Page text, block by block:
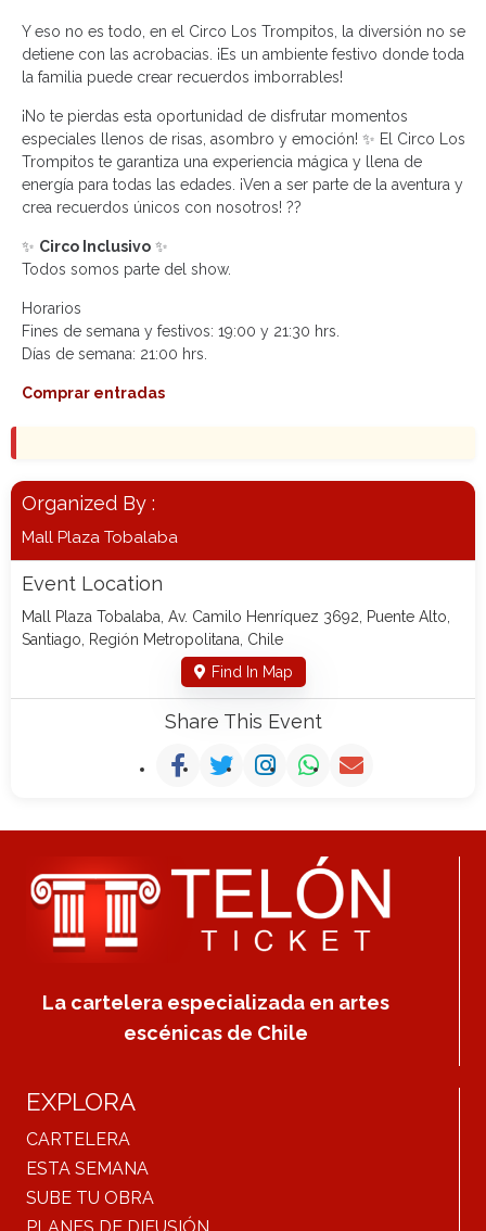
Y eso no es todo, en el Circo Los Trompitos, la diversión no se
detiene con las acrobacias. ¡Es un ambiente festivo donde toda
la familia puede crear recuerdos imborrables!
¡No te pierdas esta oportunidad de disfrutar momentos
especiales llenos de risas, asombro y emoción! ✨ El Circo Los
Trompitos te garantiza una experiencia mágica y llena de
energía para todas las edades. ¡Ven a ser parte de la aventura y
crea recuerdos únicos con nosotros! ??
✨ Circo Inclusivo ✨
Todos somos parte del show.
Horarios
Fines de semana y festivos: 19:00 y 21:30 hrs.
Días de semana: 21:00 hrs.
Comprar entradas
Organized By :
Mall Plaza Tobalaba
Event Location
Mall Plaza Tobalaba, Av. Camilo Henríquez 3692, Puente Alto,
Santiago, Región Metropolitana, Chile
Find In Map
Share This Event
La cartelera especializada en artes
escénicas de Chile
EXPLORA
CARTELERA
ESTA SEMANA
SUBE TU OBRA